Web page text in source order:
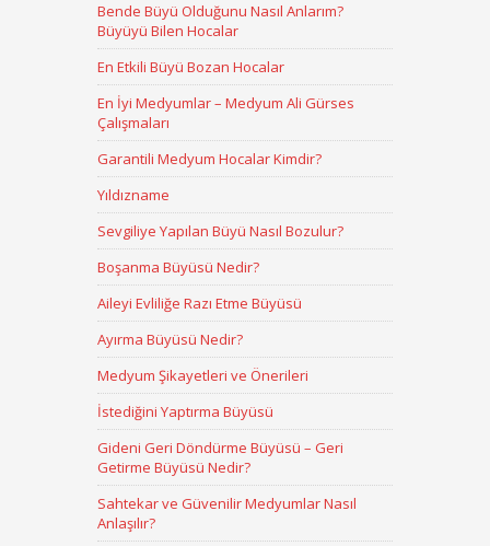
Bende Büyü Olduğunu Nasıl Anlarım?
Büyüyü Bilen Hocalar
En Etkili Büyü Bozan Hocalar
En İyi Medyumlar – Medyum Ali Gürses
Çalışmaları
Garantili Medyum Hocalar Kimdir?
Yıldızname
Sevgiliye Yapılan Büyü Nasıl Bozulur?
Boşanma Büyüsü Nedir?
Aileyi Evliliğe Razı Etme Büyüsü
Ayırma Büyüsü Nedir?
Medyum Şikayetleri ve Önerileri
İstediğini Yaptırma Büyüsü
Gideni Geri Döndürme Büyüsü – Geri
Getirme Büyüsü Nedir?
Sahtekar ve Güvenilir Medyumlar Nasıl
Anlaşılır?